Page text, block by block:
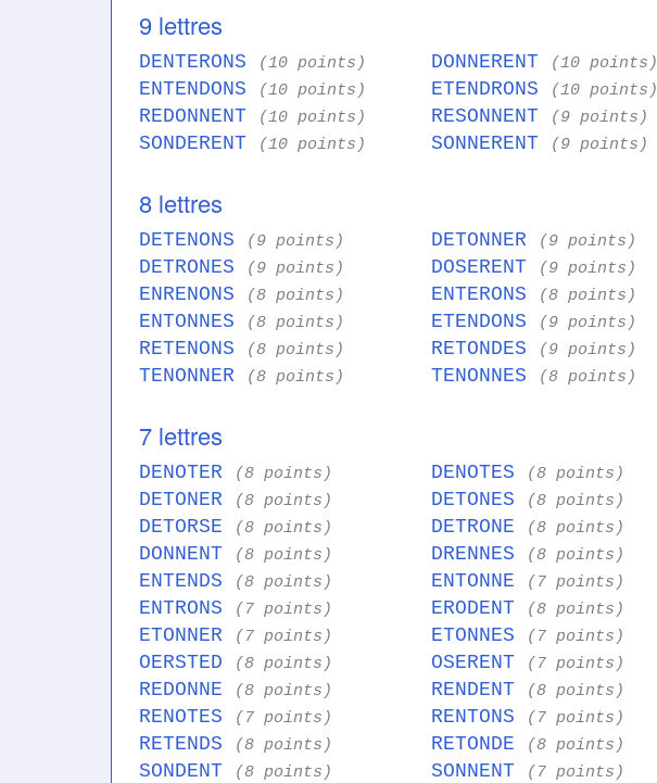
9 lettres
DENTERONS (10 points) DONNERENT (10 points)
ENTENDONS (10 points) ETENDRONS (10 points)
REDONNENT (10 points) RESONNENT (9 points)
SONDERENT (10 points) SONNERENT (9 points)
8 lettres
DETENONS (9 points) DETONNER (9 points)
DETRONES (9 points) DOSERENT (9 points)
ENRENONS (8 points) ENTERONS (8 points)
ENTONNES (8 points) ETENDONS (9 points)
RETENONS (8 points) RETONDES (9 points)
TENONNER (8 points) TENONNES (8 points)
7 lettres
DENOTER (8 points) DENOTES (8 points)
DETONER (8 points) DETONES (8 points)
DETORSE (8 points) DETRONE (8 points)
DONNENT (8 points) DRENNES (8 points)
ENTENDS (8 points) ENTONNE (7 points)
ENTRONS (7 points) ERODENT (8 points)
ETONNER (7 points) ETONNES (7 points)
OERSTED (8 points) OSERENT (7 points)
REDONNE (8 points) RENDENT (8 points)
RENOTES (7 points) RENTONS (7 points)
RETENDS (8 points) RETONDE (8 points)
SONDENT (8 points) SONNENT (7 points)